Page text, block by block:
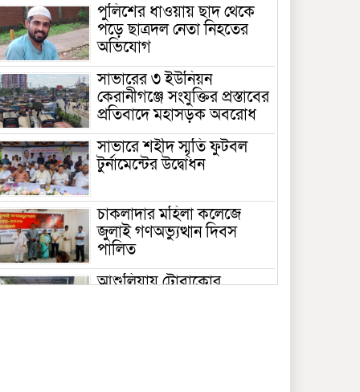
পুলিশের ধাওয়ায় ছাদ থেকে
পড়ে ছাত্রদল নেতা নিহতের
অভিযোগ
সাভারের ৩ ইউনিয়ন
কেরানীগঞ্জে সংযুক্তির প্রস্তাবের
প্রতিবাদে মহাসড়ক অবরোধ
সাভারে শহীদ স্মৃতি ফুটবল
টুর্নামেন্টের উদ্বোধন
চাকলাদার মহিলা কলেজে
জুলাই গণঅভ্যুত্থান দিবস
পালিত
আশুলিয়ায় টোবাকোর